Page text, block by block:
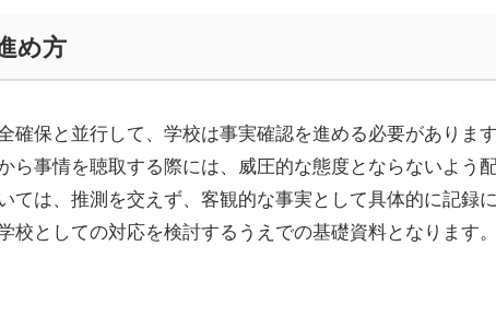
め方
確保と並行して、学校は事実確認を進める必要があります
ら事情を聴取する際には、威圧的な態度とならないよう
ては、推測を交えず、客観的な事実として具体的に記録に
校としての対応を検討するうえでの基礎資料となります。